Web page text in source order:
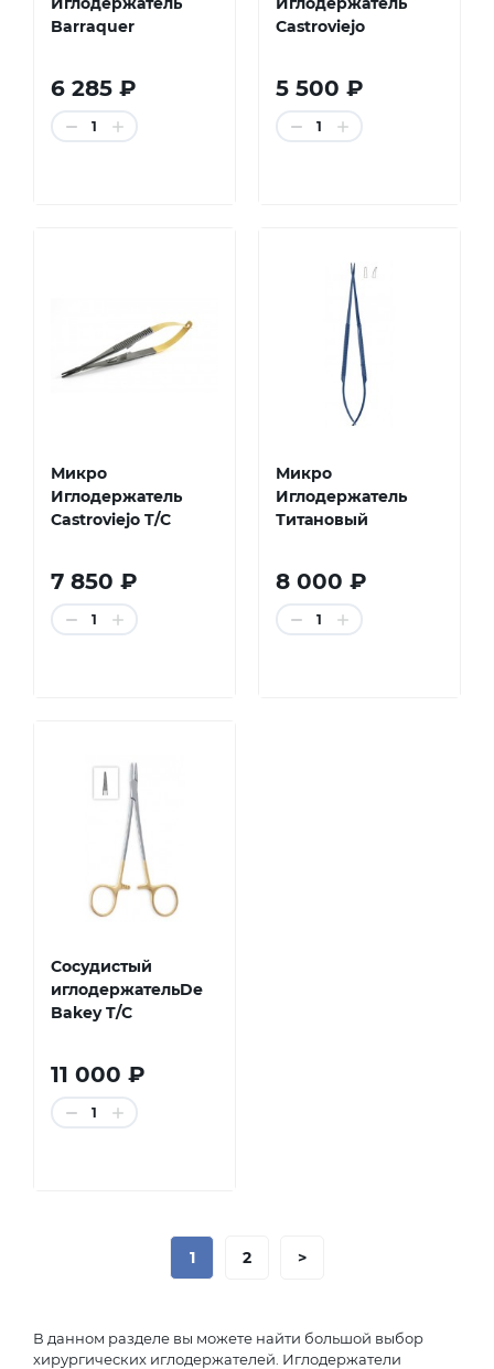
Barraquer
6 285 ₽
1
Castroviejo
5 500 ₽
1
Микро
Иглодержатель
Castroviejo T/C
7 850 ₽
1
Микро
Иглодержатель
Титановый
8 000 ₽
1
Сосудистый
иглодержательDe
Bakey T/C
11 000 ₽
1
1 2 >
В данном разделе вы можете найти большой выбор
хирургических иглодержателей. Иглодержатели